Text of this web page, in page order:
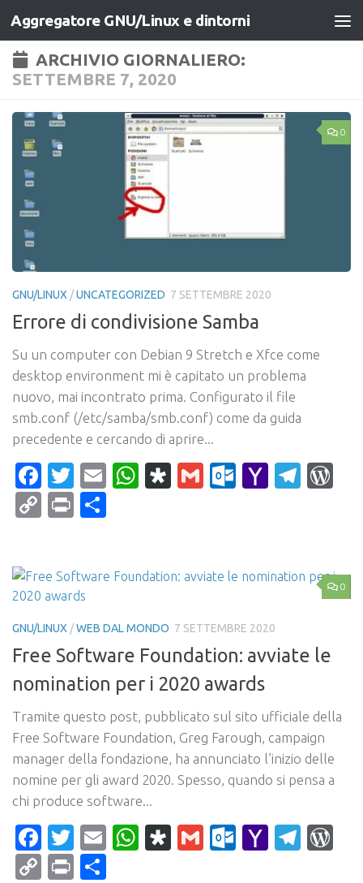
Salta al contenuto
Aggregatore GNU/Linux e dintorni
ARCHIVIO GIORNALIERO:
SETTEMBRE 7, 2020
0
GNU/LINUX /UNCATEGORIZED 7 SETTEMBRE 2020
Errore di condivisione Samba
Su un computer con Debian 9 Stretch e Xfce come
desktop environment mi è capitato un problema
nuovo, mai incontrato prima. Configurato il file
smb.conf (/etc/samba/smb.conf) come da guida
precedente e cercando di aprire...
Facebook
Twitter
EmailWhatsApp
Diaspora
Gmail Yahoo
CopyPrint
0
GNU/LINUX /WEB DAL MONDO 7 SETTEMBRE 2020
Free Software Foundation: avviate le
nomination per i 2020 awards
Tramite questo post, pubblicato sul sito ufficiale della
Free Software Foundation, Greg Farough, campaign
manager della fondazione, ha annunciato l’inizio delle
nomine per gli award 2020. Spesso, quando si pensa a
chi produce software...
Facebook
Twitter
EmailWhatsApp
Diaspora
Gmail Yahoo
CopyPrint